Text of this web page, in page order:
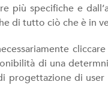
più specifiche e
di tutto ciò che è in
di una
progettazione di user